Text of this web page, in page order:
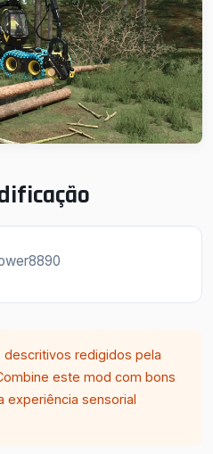
descritivos redigidos pela
este mod com bons
experiência sensorial